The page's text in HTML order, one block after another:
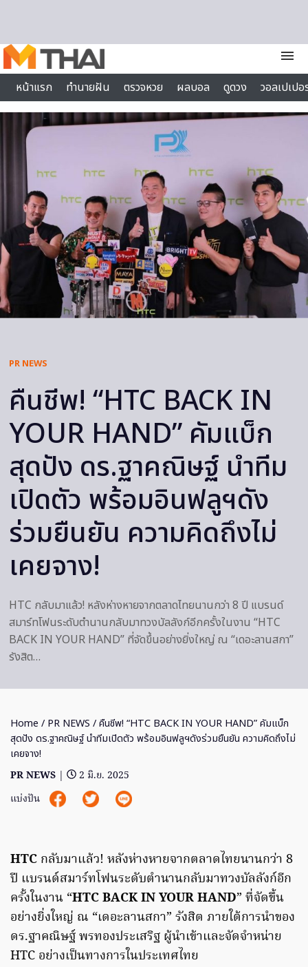
menu
หน้าแรก
ทำนายฝัน ตรวจหวย ผลบอล ดูดวง
วอลเปเป
ไลฟ์สไตล์
PR NEWS
คืนชีพ! “HTC BACK IN
YOUR HAND” คัมแบ็ก
สุดปัง ดร.ฐาคณิษฐ์ นำทีม
เปิดตัว พร้อมอินฟลูฯดัง
ร่วมยืนยัน ความคิดถึงไม่
เคยจาง!
HTC กลับมาแล้ว! หลังห่างหายจากตลาดไทยนานกว่า 8 ปี แบรนด์
สมาร์ทโฟนระดับตำนานกลับมาทวงบัลลังก์อีกครั้งในงาน “HTC
BACK IN YOUR HAND” ที่จัดขึ้นอย่างยิ่งใหญ่ ณ “เดอะลานสกา”
รังสิต…
Home / PR NEWS / คืนชีพ! “HTC BACK IN YOUR HAND” คัมแบ็ก
สุดปัง ดร.ฐาคณิษฐ์ นำทีมเปิดตัว พร้อมอินฟลูฯดังร่วมยืนยัน ความคิดถึงไม่
เคยจาง!
PR NEWS |
2 มิ.ย. 2025
แบ่งปัน
HTC กลับมาแล้ว! หลังห่างหายจากตลาดไทยนานกว่า 8
ปี แบรนด์สมาร์ทโฟนระดับตำนานกลับมาทวงบัลลังก์อีก
ครั้งในงาน “HTC BACK IN YOUR HAND” ที่จัดขึ้น
อย่างยิ่งใหญ่ ณ “เดอะลานสกา” รังสิต ภายใต้การนำของ
ดร.ฐาคณิษฐ์ พรทองประเสริฐ ผู้นำเข้าและจัดจำหน่าย
HTC อย่างเป็นทางการในประเทศไทย